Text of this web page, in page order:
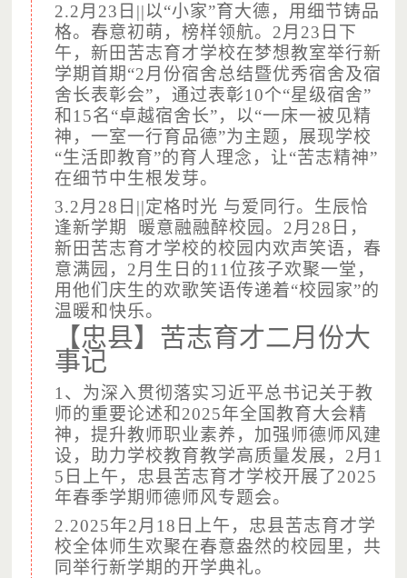
（图片摄于：新田苦志育才学校，已获得授权）
在课堂上老师关注每一个学生（师生比1：8）；
（图片摄于：新田苦志育才学校，已获得授权）
在这里：
孩子们定期参加各种身体检查
2.2月23日||以“小家”育大德，用细节铸品
格。春意初萌，榜样领航。2月23日下
午，新田苦志育才学校在梦想教室举行新
学期首期“2月份宿舍总结暨优秀宿舍及宿
舍长表彰会”，通过表彰10个“星级宿舍”
和15名“卓越宿舍长”，以“一床一被见精
神，一室一行育品德”为主题，展现学校
“生活即教育”的育人理念，让“苦志精神”
在细节中生根发芽。
3.2月28日||定格时光 与爱同行。生辰恰
逢新学期 暖意融融醉校园。2月28日，
新田苦志育才学校的校园内欢声笑语，春
意满园，2月生日的11位孩子欢聚一堂，
用他们庆生的欢歌笑语传递着“校园家”的
温暖和快乐。
【忠县】苦志育才二月份大
事记
1、为深入贯彻落实习近平总书记关于教
师的重要论述和2025年全国教育大会精
神，提升教师职业素养，加强师德师风建
设，助力学校教育教学高质量发展，2月1
5日上午，忠县苦志育才学校开展了2025
年春季学期师德师风专题会。
2.2025年2月18日上午，忠县苦志育才学
校全体师生欢聚在春意盎然的校园里，共
同举行新学期的开学典礼。